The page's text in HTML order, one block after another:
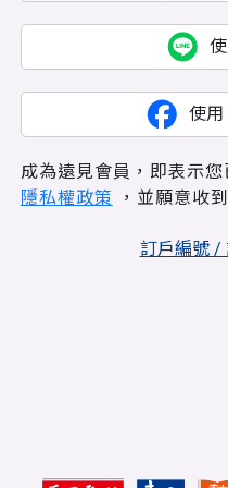
使用
成為遠見會員，即表示
隱私權政策 ，並願意收
訂戶編號 /